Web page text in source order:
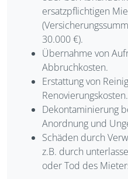
ersatzpflichtigen
30.000 €).
Übernahme von
Abbruchkosten.
Erstattung von
Renovierungskosten.
Dekontaminierung
Anordnung und
Schäden durch
z.B. durch
oder Tod des